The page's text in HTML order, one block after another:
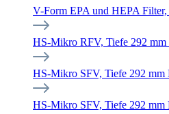
V-Form EPA und HEPA
HS-Mikro RFV, Tiefe 292 mm
HS-Mikro SFV, Tiefe 292
HS-Mikro SFV, Tiefe 292